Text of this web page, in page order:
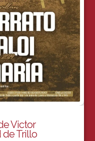
Victor
de Trillo